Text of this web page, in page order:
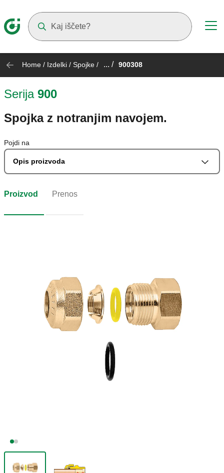
Home / Izdelki / Spojke / ... / 900308
Serija 900
Spojka z notranjim navojem.
Pojdi na
Opis proizvoda
Proizvod Prenos